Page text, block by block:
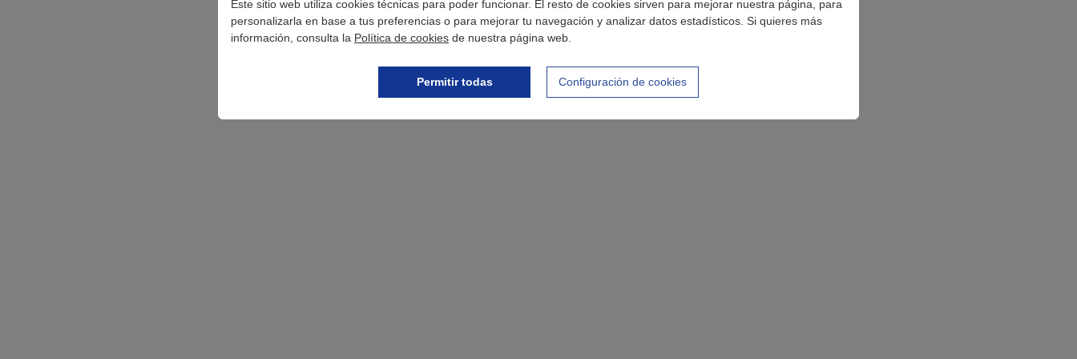
Este sitio web utiliza cookies técnicas para poder funcionar. El resto de cookies sirven para mejorar nuestra página, para
personalizarla en base a tus preferencias o para mejorar tu navegación y analizar datos estadísticos. Si quieres más
información, consulta la Política de cookies de nuestra página web.
Permitir todas Configuración de cookies